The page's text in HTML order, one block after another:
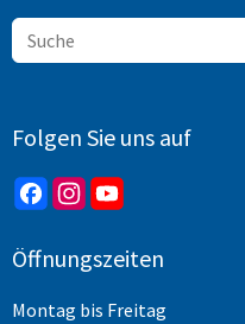
Folgen Sie uns auf
Öffnungszeiten
Montag bis Freitag